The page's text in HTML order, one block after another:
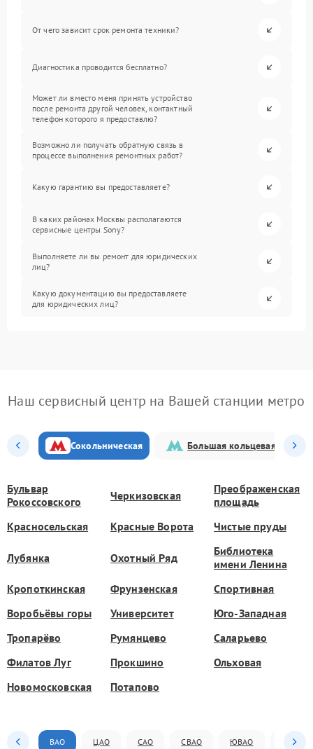
От чего зависит срок ремонта техники?
Диагностика проводится бесплатно?
Может ли вместо меня принять устройство
после ремонта другой человек, контактный
телефон которого я предоставлю?
Возможно ли получать обратную связь в
процессе выполнения ремонтных работ?
Какую гарантию вы предоставляете?
В каких районах Москвы располагаются
сервисные центры Sony?
Выполняете ли вы ремонт для юридических
лиц?
Какую документацию вы предоставляете
для юридических лиц?
Наш сервисный центр на Вашей станции метро
Сокольническая Большая кольцевая
Бульвар
Рокоссовского
Черкизовская
Преображенская
площадь
Красносельская
Красные Ворота Чистые пруды
Лубянка Охотный Ряд
Библиотека
имени Ленина
Кропоткинская
Фрунзенская
Спортивная
Воробьёвы горы
Университет
Юго-Западная
Тропарёво
Румянцево
Саларьево
Филатов Луг
Прокшино
Ольховая
Новомосковская
Потапово
ВАО ЦАО САО СВАО ЮВАО ЮАО